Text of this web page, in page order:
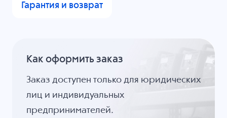
Гарантия и возврат
Как оформить заказ
Заказ доступен только для юридических
лиц и индивидуальных
предпринимателей.